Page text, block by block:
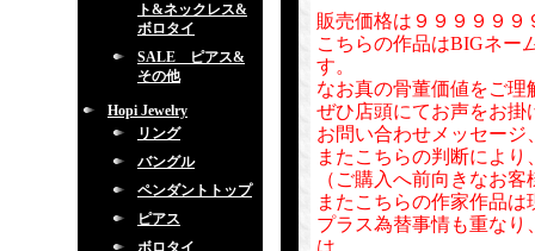
ト&ネックレス&
ボロタイ
SALE ピアス&
その他
Hopi Jewelry
リング
バングル
ペンダントトップ
ピアス
ボロタイ
販売価格は９９９９９
こちらの作品はBIGネー
す。
なお真の骨董価値をご
ぜひ店頭にてお声をお掛
お問い合わせメッセー
またこちらの判断によ
（ご購入へ前向きなお
またこちらの作家作品
プラス為替事情も重な
は